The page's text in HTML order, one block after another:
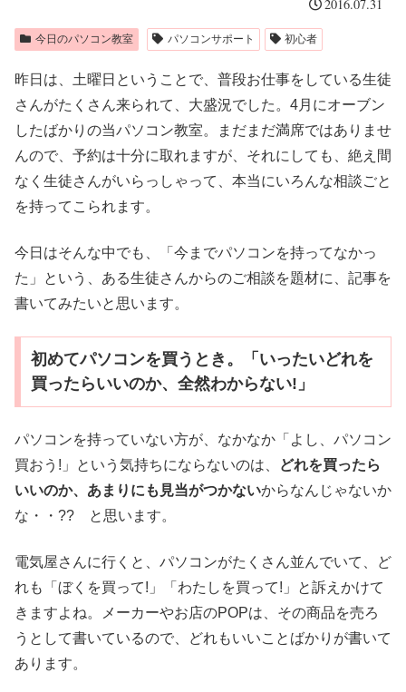
2016.07.31
今日のパソコン教室 パソコンサポート 初心者
昨日は、土曜日ということで、普段お仕事をしている生徒
さんがたくさん来られて、大盛況でした。4月にオーブン
したばかりの当パソコン教室。まだまだ満席ではありませ
んので、予約は十分に取れますが、それにしても、絶え間
なく生徒さんがいらっしゃって、本当にいろんな相談ごと
を持ってこられます。
今日はそんな中でも、「今までパソコンを持ってなかっ
た」という、ある生徒さんからのご相談を題材に、記事を
書いてみたいと思います。
初めてパソコンを買うとき。「いったいどれを
買ったらいいのか、全然わからない!」
パソコンを持っていない方が、なかなか「よし、パソコン
買おう!」という気持ちにならないのは、
どれを買ったら
いいのか、あまりにも見当がつかないからなんじゃないか
な・・?? と思います。
電気屋さんに行くと、パソコンがたくさん並んでいて、ど
れも「ぼくを買って!」「わたしを買って!」と訴えかけて
きますよね。メーカーやお店のPOPは、その商品を売ろ
うとして書いているので、どれもいいことばかりが書いて
あります。